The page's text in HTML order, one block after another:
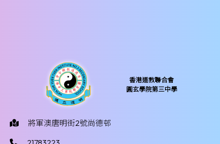
香港道教聯合會
圓玄學院第三中學
將軍澳唐明街2號尚德邨